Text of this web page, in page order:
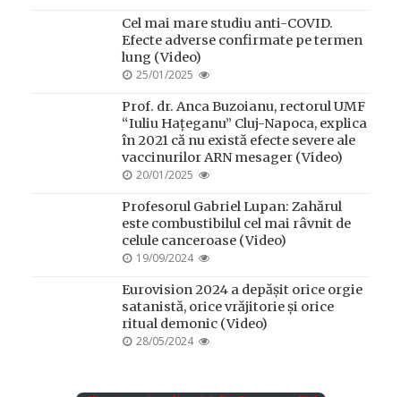
Cel mai mare studiu anti-COVID.
Efecte adverse confirmate pe termen
lung (Video)
POSTED
25/01/2025
Prof. dr. Anca Buzoianu, rectorul UMF
“Iuliu Hațeganu” Cluj-Napoca, explica
în 2021 că nu există efecte severe ale
vaccinurilor ARN mesager (Video)
POSTED
20/01/2025
Profesorul Gabriel Lupan: Zahărul
este combustibilul cel mai râvnit de
celule canceroase (Video)
POSTED
19/09/2024
Eurovision 2024 a depășit orice orgie
satanistă, orice vrăjitorie și orice
ritual demonic (Video)
POSTED
28/05/2024